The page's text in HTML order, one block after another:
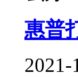
惠普
2021-